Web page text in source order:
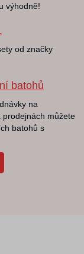
výhodně!
od značky
batohů
na
prodejnách můžete
batohů s